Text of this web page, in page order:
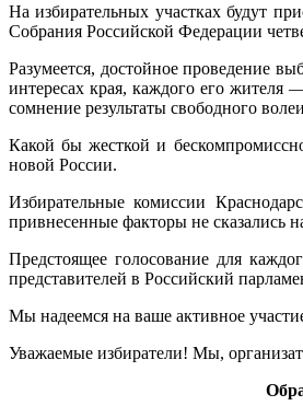
На избирательных участках будут
Собрания Российской Федерации
Разумеется, достойное проведение
интересах края, каждого его жителя
сомнение результаты свободного
Какой бы жесткой и
новой России.
Избирательные комиссии
привнесенные факторы не сказались
Предстоящее голосование для
представителей в Российский
Мы надеемся на ваше активное
Уважаемые избиратели! Мы,